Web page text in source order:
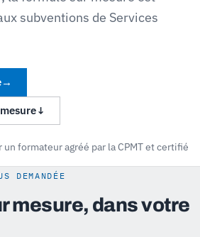
subventions de Services
→
↓
formateur agréé par la CPMT et certifié
DEMANDÉE
mesure, dans votre